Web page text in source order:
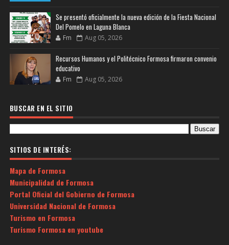
Se presentó oficialmente la nueva edición de la Fiesta Nacional
Del Pomelo en Laguna Blanca
Fm Aug 05, 2026
Recursos Humanos y el Politécnico Formosa firmaron convenio
educativo
Fm Aug 05, 2026
BUSCAR EN EL SITIO
SITIOS DE INTERÉS:
Mapa de Formosa
Municipalidad de Formosa
Portal Oficial del Gobierno de Formosa
Universidad Nacional de Formosa
Turismo en Formosa
Turismo Formosa en youtube